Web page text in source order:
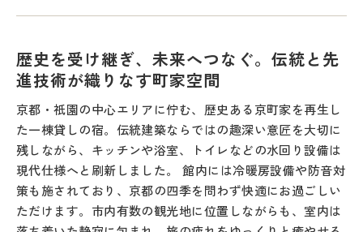
歴史を受け継ぎ、未来へつなぐ。伝統と先
進技術が織りなす町家空間
京都・祇園の中心エリアに佇む、歴史ある京町家を再生し
た一棟貸しの宿。伝統建築ならではの趣深い意匠を大切に
残しながら、キッチンや浴室、トイレなどの水回り設備は
現代仕様へと刷新しました。 館内には冷暖房設備や防音対
策も施されており、京都の四季を問わず快適にお過ごしい
ただけます。市内有数の観光地に位置しながらも、室内は